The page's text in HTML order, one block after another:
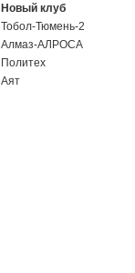
Новый клуб
Тобол-Тюмень-2
Алмаз-АЛРОСА
Политех
Аят